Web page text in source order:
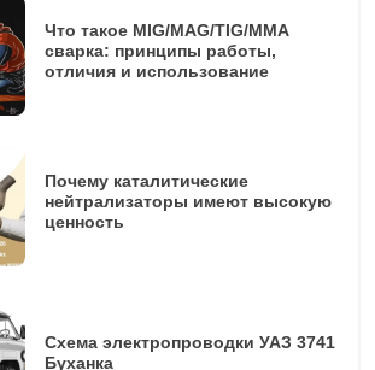
Что такое MIG/MAG/TIG/MMA
сварка: принципы работы,
отличия и использование
Почему каталитические
нейтрализаторы имеют высокую
ценность
Схема электропроводки УАЗ 3741
Буханка